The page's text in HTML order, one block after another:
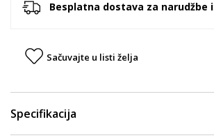
Besplatna dostava za narudžbe
Sačuvajte u listi želja
Specifikacija